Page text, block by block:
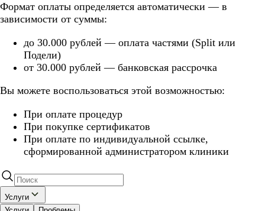
Формат оплаты определяется автоматически — в
зависимости от суммы:
до 30.000 рублей — оплата частями (Split или
Подели)
от 30.000 рублей — банковская рассрочка
Вы можете воспользоваться этой возможностью:
При оплате процедур
При покупке сертификатов
При оплате по индивидуальной ссылке,
сформированной администратором клиники
Услуги